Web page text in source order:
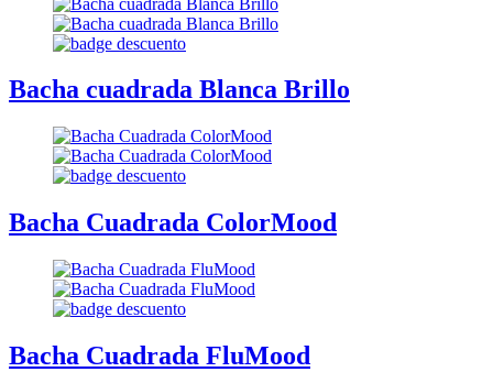
Bacha cuadrada Blanca Brillo
Bacha Cuadrada ColorMood
Bacha Cuadrada FluMood